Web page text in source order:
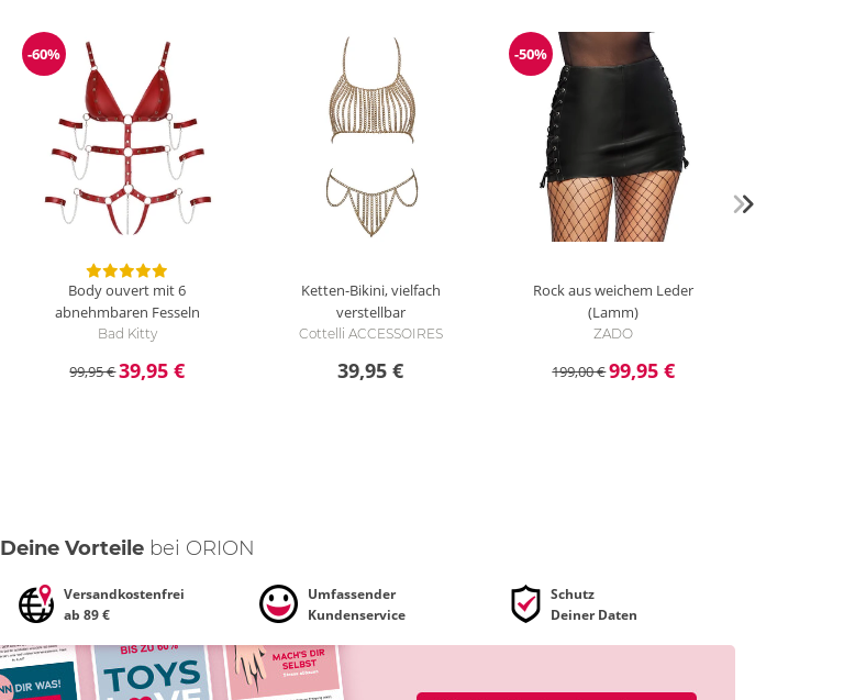
Reduzierung
-60%
Body ouvert mit 6
abnehmbaren Fesseln
Bad Kitty
99,95 €39,95 €
Ketten-Bikini, vielfach
verstellbar
Cottelli ACCESSOIRES
39,95 €
Reduzierung
-50%
Rock aus weichem Leder
(Lamm)
ZADO
199,00 €99,95 €
Deine Vorteile bei ORION
Versandkostenfrei
ab 89 €
Umfassender
Kundenservice
Schutz
Deiner Daten